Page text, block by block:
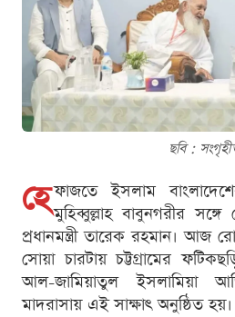
ছবি :
হে ফাজতে ইসলাম
মুহিব্বুল্লাহ বাবুনগরীর
প্রধানমন্ত্রী তারেক রহমান। আজ
সোয়া চারটায় চট্টগ্রামের
আল-জামিয়াতুল ইসলামিয়া
মাদরাসায় এই সাক্ষাৎ অনুষ্ঠিত হয়।